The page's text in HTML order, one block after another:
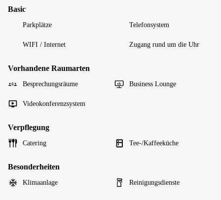
Basic
Parkplätze Telefonsystem
WIFI / Internet Zugang rund um die Uhr
Vorhandene Raumarten
Besprechungsräume Business Lounge
Videokonferenzsystem
Verpflegung
Catering Tee-/Kaffeeküche
Besonderheiten
Klimaanlage Reinigungsdienste